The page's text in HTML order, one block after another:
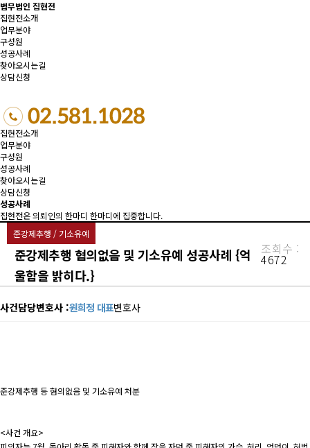
법무법인 집현전
집현전소개
업무분야
구성원
성공사례
찾아오시는길
상담신청
집현전소개
업무분야
구성원
성공사례
찾아오시는길
상담신청
성공사례
집현전은 의뢰인의 한마디 한마디에 집중합니다.
준강제추행 / 기소유예
준강제추행 혐의없음 및 기소유예 성공사례 {억
울함을 밝히다.}
조회수 :
4672
사건담당변호사 :원희정 대표변호사
준강제추행 등 혐의없음 및 기소유예 처분
<사건 개요>